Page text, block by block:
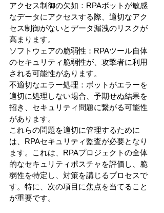
アクセス制御の欠如：RPAボットが敏感
なデータにアクセスする際、適切なアク
セス制御がないとデータ漏洩のリスクが
高まります。
ソフトウェアの脆弱性：RPAツール自体
のセキュリティ脆弱性が、攻撃者に利用
される可能性があります。
不適切なエラー処理：ボットがエラーを
適切に処理しない場合、予期せぬ結果を
招き、セキュリティ問題に繋がる可能性
があります。
これらの問題を適切に管理するために
は、RPAセキュリティ監査が必要となり
ます。これは、RPAプロジェクトの全体
的なセキュリティポスチャを評価し、脆
弱性を特定し、対策を講じるプロセスで
す。特に、次の項目に焦点を当てること
が重要です。